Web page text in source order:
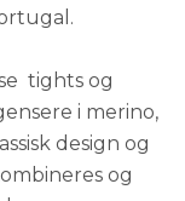
tights og
i merino,
design og
og